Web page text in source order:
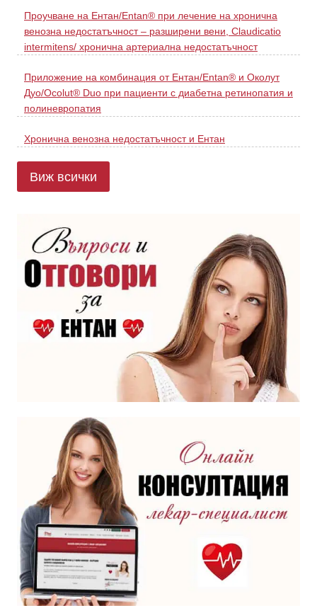
Проучване на Ентан/Entan® при лечение на хронична
венозна недостатъчност – разширени вени, Claudicatio
intermitens/ хронична артериална недостатъчност
Приложение на комбинация от Ентан/Entan® и Околут
Дуо/Ocolut® Duo при пациенти с диабетна ретинопатия и
полиневропатия
Хронична венозна недостатъчност и Ентан
Виж всички